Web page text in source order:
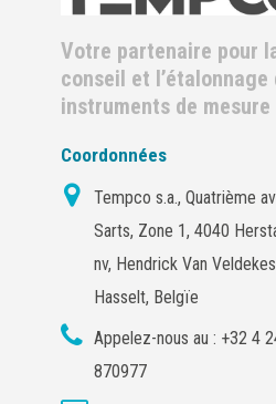
Votre partenaire pour
conseil et l’étalonnage
instruments de mesure
Coordonnées
Tempco s.a., Quatrième
Sarts, Zone 1, 4040
nv, Hendrick Van
Hasselt, Belgïe
Appelez-nous au : +32 4
870977